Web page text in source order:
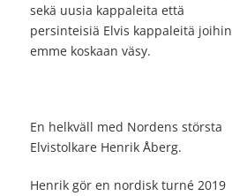
sekä uusia kappaleita että
persinteisiä Elvis kappaleitä joihin
emme koskaan väsy.
En helkväll med Nordens största
Elvistolkare Henrik Åberg.
Henrik gör en nordisk turné 2019